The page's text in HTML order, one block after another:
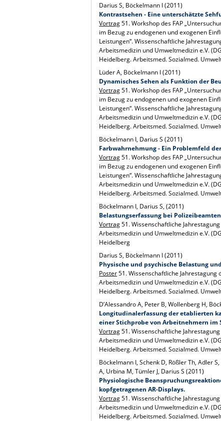
Darius S, Böckelmann I (2011)
Kontrastsehen - Eine unterschätzte
Vortrag51. Workshop des FAP
im Bezug zu endogenen und exogenen
Leistungen“. Wissenschaftliche
Arbeitsmedizin und Umweltmedizin e.V.
Heidelberg. Arbeitsmed. Sozialmed.
Lüder A, Böckelmann I (2011)
Dynamisches Sehen als Funktion der
Vortrag51. Workshop des FAP
im Bezug zu endogenen und exogenen
Leistungen“. Wissenschaftliche
Arbeitsmedizin und Umweltmedizin e.V.
Heidelberg. Arbeitsmed. Sozialmed.
Böckelmann I, Darius S (2011)
Farbwahrnehmung - Ein Problemfeld
Vortrag51. Workshop des FAP
im Bezug zu endogenen und exogenen
Leistungen“. Wissenschaftliche
Arbeitsmedizin und Umweltmedizin e.V.
Heidelberg. Arbeitsmed. Sozialmed.
Böckelmann I, Darius S, (2011)
Belastungserfassung bei
Vortrag51. Wissenschaftliche
Arbeitsmedizin und Umweltmedizin e.V.
Heidelberg
Darius S, Böckelmann I (2011)
Physische und psychische Belastung
Poster51. Wissenschaftliche
Arbeitsmedizin und Umweltmedizin e.V.
Heidelberg. Arbeitsmed. Sozialmed.
D’Alessandro A, Peter B, Wollenberg H,
Longitudinalerfassung der etablierten
einer Stichprobe von Arbeitnehmern im
Vortrag51. Wissenschaftliche
Arbeitsmedizin und Umweltmedizin e.V.
Heidelberg. Arbeitsmed. Sozialmed.
Böckelmann I, Schenk D, Rößler Th, Adler
A, Urbina M, Tümler J, Darius S (2011)
Physiologische
kopfgetragenen AR-Displays.
Vortrag51. Wissenschaftliche
Arbeitsmedizin und Umweltmedizin e.V.
Heidelberg. Arbeitsmed. Sozialmed.